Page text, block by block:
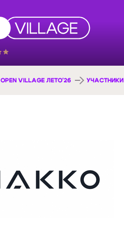
OPEN VILLAGE ЛЕТО'26 УЧАСТНИКИ